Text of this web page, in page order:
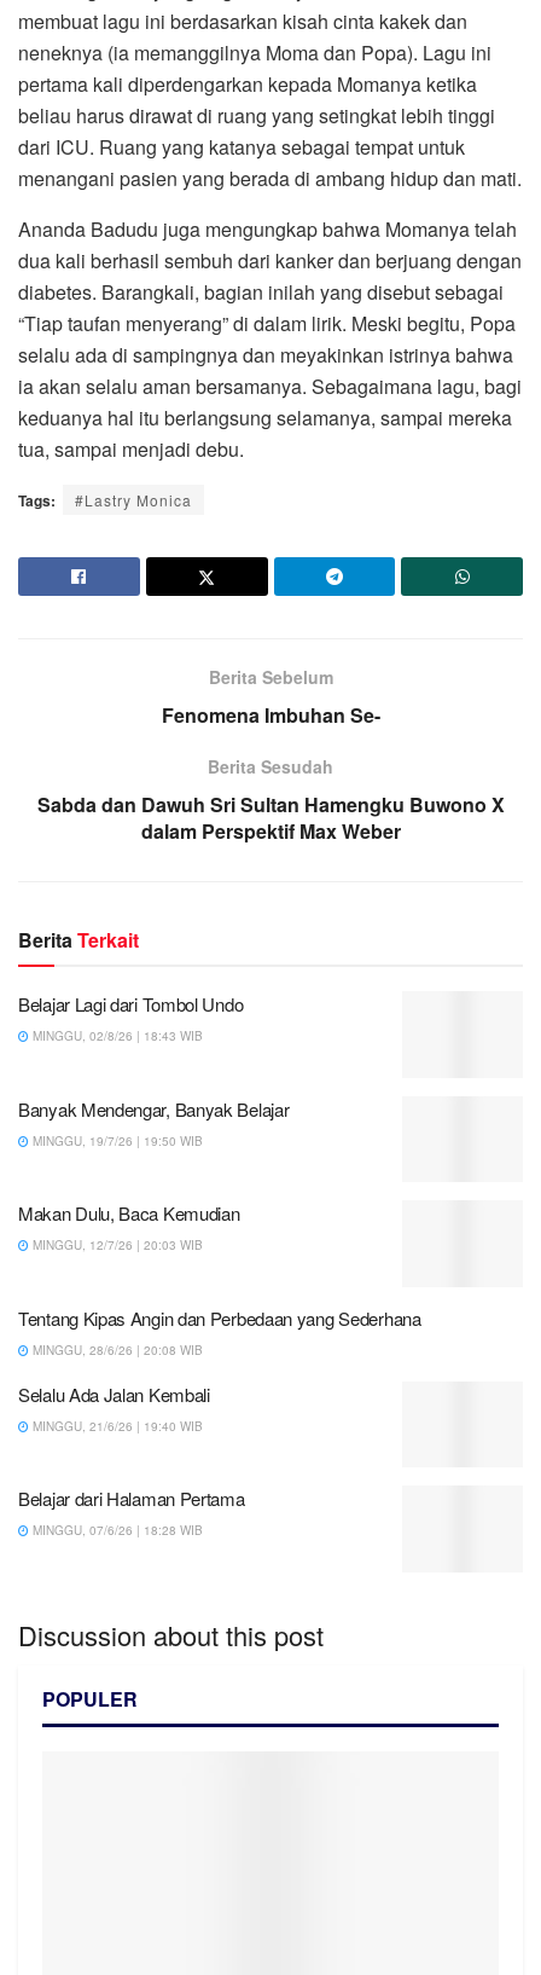
membuat lagu ini berdasarkan kisah cinta kakek dan
neneknya (ia memanggilnya Moma dan Popa). Lagu ini
pertama kali diperdengarkan kepada Momanya ketika
beliau harus dirawat di ruang yang setingkat lebih tinggi
dari ICU. Ruang yang katanya sebagai tempat untuk
menangani pasien yang berada di ambang hidup dan mati.
Ananda Badudu juga mengungkap bahwa Momanya telah
dua kali berhasil sembuh dari kanker dan berjuang dengan
diabetes. Barangkali, bagian inilah yang disebut sebagai
“Tiap taufan menyerang” di dalam lirik. Meski begitu, Popa
selalu ada di sampingnya dan meyakinkan istrinya bahwa
ia akan selalu aman bersamanya. Sebagaimana lagu, bagi
keduanya hal itu berlangsung selamanya, sampai mereka
tua, sampai menjadi debu.
Tags: #Lastry Monica
Berita Sebelum
Fenomena Imbuhan Se-
Berita Sesudah
Sabda dan Dawuh Sri Sultan Hamengku Buwono X
dalam Perspektif Max Weber
BeritaTerkait
Belajar Lagi dari Tombol Undo
MINGGU, 02/8/26 | 18:43 WIB
Banyak Mendengar, Banyak Belajar
MINGGU, 19/7/26 | 19:50 WIB
Makan Dulu, Baca Kemudian
MINGGU, 12/7/26 | 20:03 WIB
Tentang Kipas Angin dan Perbedaan yang Sederhana
MINGGU, 28/6/26 | 20:08 WIB
Selalu Ada Jalan Kembali
MINGGU, 21/6/26 | 19:40 WIB
Belajar dari Halaman Pertama
MINGGU, 07/6/26 | 18:28 WIB
Discussion about this post
POPULER